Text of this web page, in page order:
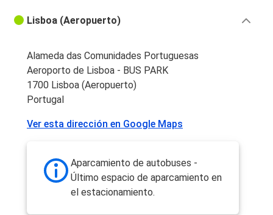
Lisboa (Aeropuerto)
Alameda das Comunidades Portuguesas
Aeroporto de Lisboa - BUS PARK
1700 Lisboa (Aeropuerto)
Portugal
Ver esta dirección en Google Maps
Aparcamiento de autobuses -
Último espacio de aparcamiento en
el estacionamiento.